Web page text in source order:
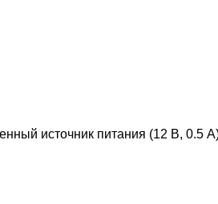
источник питания (12 В, 0.5